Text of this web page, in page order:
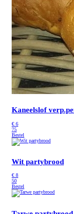
Kaneelslof
€ 6
75
Bestel
Wit partybrood
€ 8
50
Bestel